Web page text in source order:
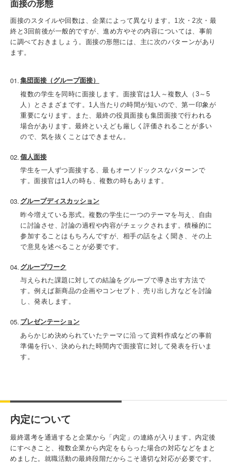
面接の形態
面接のスタイルや回数は、企業によって異なります。1次・2次・最
終と3回前後が一般的ですが、進め方やその内容については、事前
に調べておきましょう。面接の形態には、主に次のパターンがあり
ます。
集団面接（グループ面接）
複数の学生を同時に面接します。面接官は1人～複数人（3～5
人）とさまざまです。1人当たりの時間が短いので、第一印象が
重要になります。また、最終の役員面接も集団面接で行われる
場合があります。最終といえども厳しく評価されることが多い
ので、気を抜くことはできません。
個人面接
学生を一人ずつ面接する、最もオーソドックスなパターンで
す。面接官は1人の時も、複数の時もあります。
グループディスカッション
昨今増えている形式。複数の学生に一つのテーマを与え、自由
に討論させ、討論の過程や内容がチェックされます。積極的に
参加することはもちろんですが、相手の話をよく聞き、その上
で意見を述べることが必要です。
グループワーク
与えられた課題に対しての結論をグループで導き出す方法で
す。例えば新商品の企画やコンセプト、売り出し方などを討論
し、発表します。
プレゼンテーション
あらかじめ決められていたテーマに沿って資料作成などの事前
準備を行い、決められた時間内で面接官に対して発表を行いま
す。
内定について
最終選考を通過すると企業から「内定」の連絡が入ります。内定後
にすべきこと、複数企業から内定をもらった場合の対応などをまと
めました。就職活動の最終段階だからこそ適切な対応が必要です。